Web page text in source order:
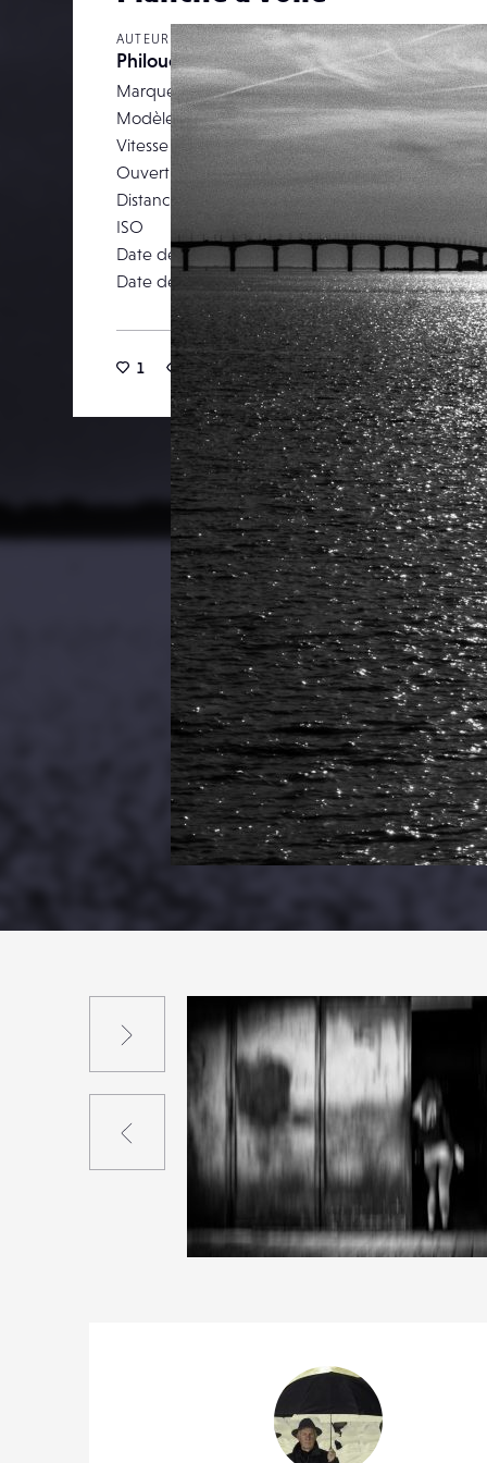
AUTEUR
Philoucrate
Marque
Modèle
Vitesse d’obturation
Ouverture
Distance focale
ISO
Date de prise de vue
28
Date de publication
04
1 25 0
11
Précédent